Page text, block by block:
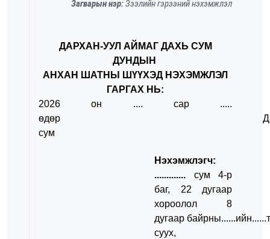
Загварын нэр:Зээлийн гэрээний нэхэмжлэл
ДАРХАН-УУЛ АЙМАГ ДАХЬ СУМ
ДУНДЫН
АНХАН ШАТНЫ ШҮҮХЭД НЭХЭМЖЛЭЛ
ГАРГАХ НЬ:
2026 он .... сар .....
өдөр
сум
Нэхэмжлэгч:
............. сум 4-р
баг, 22 дугаар
хороолол 8
дугаар
суух,